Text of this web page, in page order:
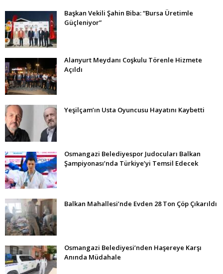
Başkan Vekili Şahin Biba: “Bursa Üretimle
Güçleniyor”
Alanyurt Meydanı Coşkulu Törenle Hizmete
Açıldı
Yeşilçam’ın Usta Oyuncusu Hayatını Kaybetti
Osmangazi Belediyespor Judocuları Balkan
Şampiyonası’nda Türkiye’yi Temsil Edecek
Balkan Mahallesi’nde Evden 28 Ton Çöp Çıkarıldı
Osmangazi Belediyesi’nden Haşereye Karşı
Anında Müdahale